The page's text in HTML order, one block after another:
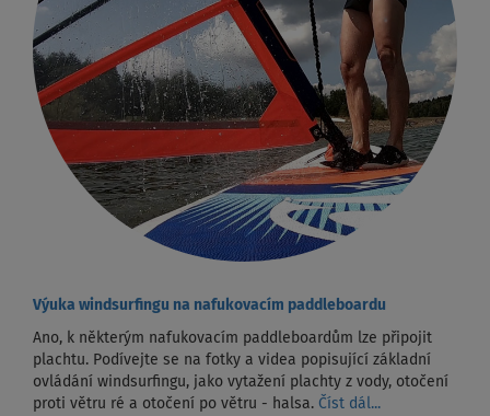
Výuka windsurfingu na nafukovacím paddleboardu
Ano, k některým nafukovacím paddleboardům lze připojit
plachtu. Podívejte se na fotky a videa popisující základní
ovládání windsurfingu, jako vytažení plachty z vody, otočení
proti větru ré a otočení po větru - halsa. Číst dál...